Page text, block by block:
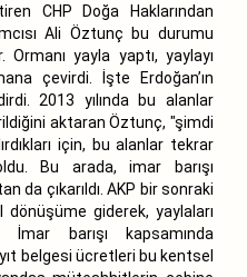
CHP Doğa Haklarından
Ali Öztunç bu durumu
yayla yaptı, yaylayı
çevirdi. İşte Erdoğan’ın
2013 yılında bu alanlar
aktaran Öztunç, "şimdi
için, bu alanlar tekrar
Bu arada, imar barışı
da çıkarıldı. AKP bir sonraki
giderek, yaylaları
barışı kapsamında
belgesi ücretleri bu kentsel